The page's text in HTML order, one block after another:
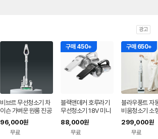
광고
비브르 무선청소기 차
이슨 가벼운 원룸 진공
저렴한 핸디 자취방 청
소기 물걸레키트포함
96,000원
무료
구매 450+
블랙앤데커 호루라기
무선청소기 18V 미니
소형 원룸
88,000원
무료
구매 650+
블라우풍트 자
비움청소기 소
핸디 BLDC 무
청소기 화이트,
299,000원
무료